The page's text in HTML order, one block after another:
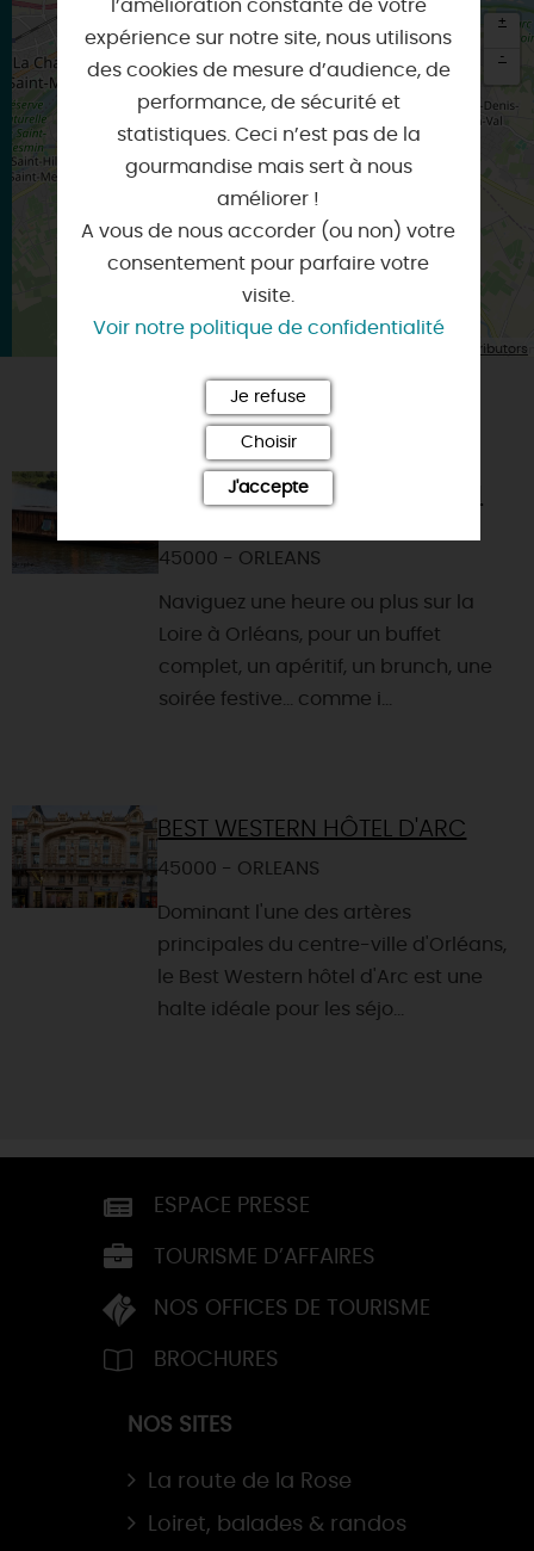
×
OLIVET
+
-
OpenStreetMap contributors
VOUS AIMEREZ AUSSI
CABOCHÉR, PROMENADES EN
45000 - ORLEANS
Naviguez une heure ou plus sur la
Loire à Orléans, pour un buffet
complet, un apéritif, un brunch, une
soirée festive... comme i...
BEST WESTERN HÔTEL D'ARC
45000 - ORLEANS
Dominant l'une des artères
principales du centre-ville d'Orléans,
le Best Western hôtel d'Arc est une
halte idéale pour les séjo...
ESPACE PRESSE
TOURISME D’AFFAIRES
NOS OFFICES DE TOURISME
BROCHURES
NOS SITES
La route de la Rose
Loiret, balades & randos
l’amélioration constante de votre
expérience sur notre site, nous utilisons
des cookies de mesure d’audience, de
performance, de sécurité et
statistiques. Ceci n’est pas de la
gourmandise mais sert à nous
améliorer !
A vous de nous accorder (ou non) votre
consentement pour parfaire votre
visite.
Voir notre politique de confidentialité
Je refuse
Choisir
J'accepte